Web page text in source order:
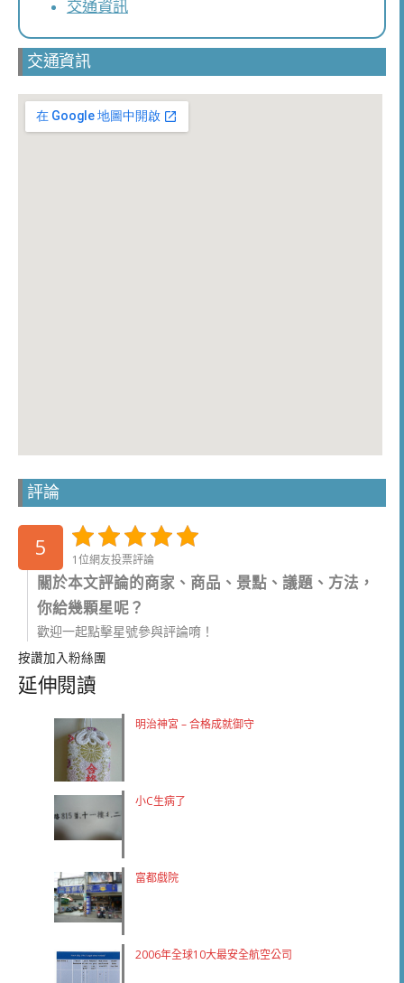
交通資訊
交通資訊
評論
5 1位網友投票評論
關於本文評論的商家、商品、景點、議題、方法，
你給幾顆星呢？
歡迎一起點擊星號參與評論唷！
按讚加入粉絲團
延伸閱讀
明治神宮 – 合格成就御守
小C生病了
富都戲院
2006年全球10大最安全航空公司